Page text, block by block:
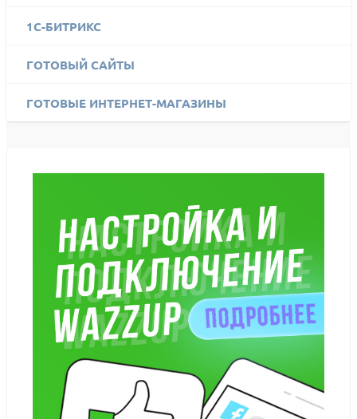
1C-БИТРИКС
ГОТОВЫЙ САЙТЫ
ГОТОВЫЕ ИНТЕРНЕТ-МАГАЗИНЫ